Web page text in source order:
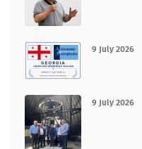
9 July 2026
9 July 2026